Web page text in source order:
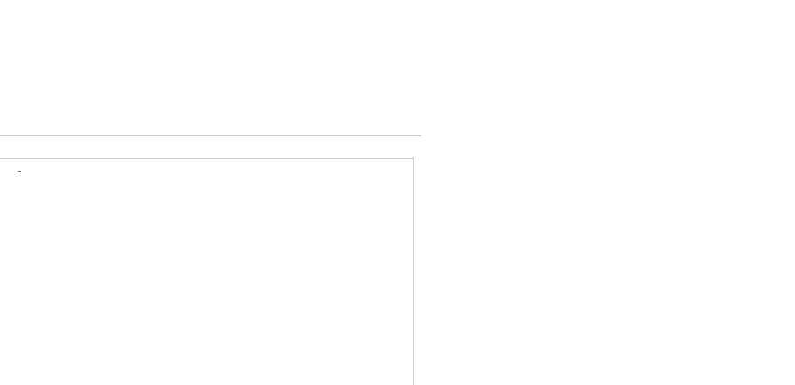
Uhrzeigersinn drehen.